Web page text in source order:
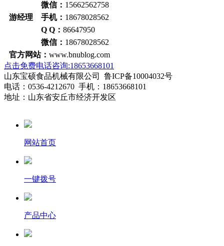
微信： 15662562758
游经理 手机： 18678028562
Q Q： 86647950
微信： 18678028562
官方网站： www.bnublog.com
点击免费电话咨询:18653668101
山东宝硕食品机械有限公司 鲁ICP备10004032号
电话：0536-4212670 手机：18653668101
地址：山东省安丘市经济开发区
网站首页
一键拨号
产品中心